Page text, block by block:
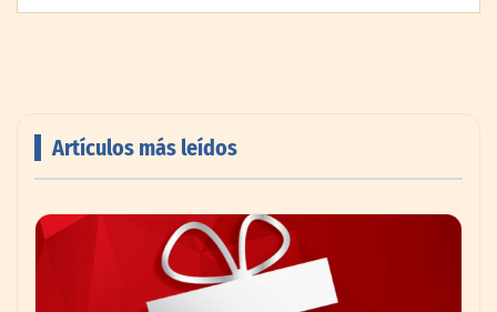
pisos deportivos para gimnasios en México
Artículos más leídos